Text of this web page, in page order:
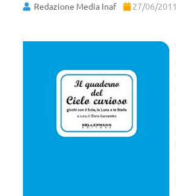
Redazione Media Inaf 27/06/2011